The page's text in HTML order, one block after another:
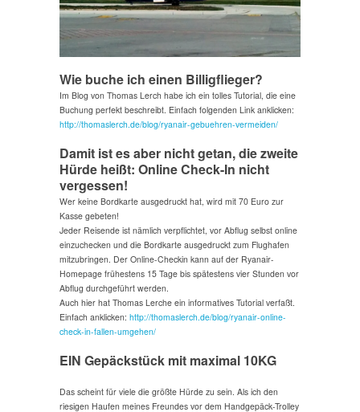
Wie buche ich einen Billigflieger?
Im Blog von Thomas Lerch habe ich ein tolles Tutorial, die eine
Buchung perfekt beschreibt. Einfach folgenden Link anklicken:
http://thomaslerch.de/blog/ryanair-gebuehren-vermeiden/
Damit ist es aber nicht getan, die zweite
Hürde heißt: Online Check-In nicht
vergessen!
Wer keine Bordkarte ausgedruckt hat, wird mit 70 Euro zur
Kasse gebeten!
Jeder Reisende ist nämlich verpflichtet, vor Abflug selbst online
einzuchecken und die Bordkarte ausgedruckt zum Flughafen
mitzubringen. Der Online-Checkin kann auf der Ryanair-
Homepage frühestens 15 Tage bis spätestens vier Stunden vor
Abflug durchgeführt werden.
Auch hier hat Thomas Lerche ein informatives Tutorial verfaßt.
Einfach anklicken: http://thomaslerch.de/blog/ryanair-online-
check-in-fallen-umgehen/
EIN Gepäckstück mit maximal 10KG
Das scheint für viele die größte Hürde zu sein. Als ich den
riesigen Haufen meines Freundes vor dem Handgepäck-Trolley